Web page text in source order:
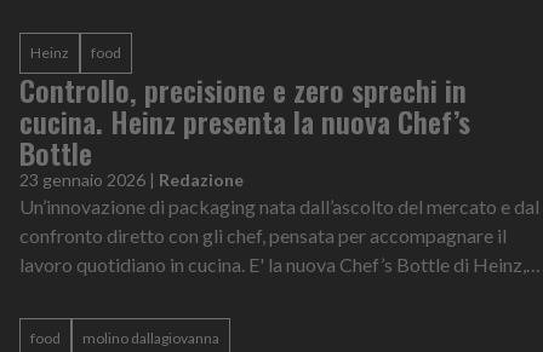
Heinz food
Controllo, precisione e zero sprechi in
cucina. Heinz presenta la nuova Chef’s
Bottle
23 gennaio 2026 | Redazione
Un’innovazione di packaging nata dall’ascolto del mercato e dal
confronto diretto con gli chef, pensata per accompagnare il
lavoro quotidiano in cucina. E' la nuova Chef’s Bottle di Heinz,
food molino dallagiovanna